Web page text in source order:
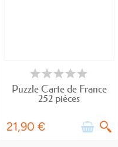
RUPTURE DE STOCK
Puzzle Carte de France
252 pièces
21,90 €